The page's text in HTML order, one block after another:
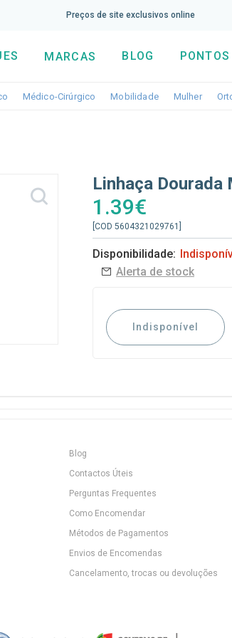
Preços de site exclusivos online
MARCAS BLOG
Toggle dropdown
Médico-Cirúrgico Toggle dropdown
Mobilidade Toggle
Mulher
newsletter e tenha 5% de desconto
Linhaça Dourada
1.39€
[COD 5604321029761]
Disponibilidade:
Alerta de stock
Indisponível
Blog
Contactos Úteis
Perguntas Frequentes
Como Encomendar
Métodos de Pagamentos
Envios de Encomendas
Cancelamento, trocas ou devoluções